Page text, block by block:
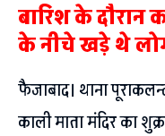
बारिश के दौरान
के नीचे खड़े थे
फैजाबाद। थाना
काली माता मंदिर का